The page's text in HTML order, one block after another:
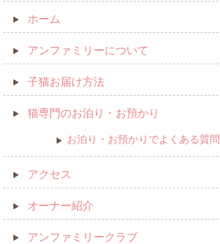
ホーム
アンファミリーについて
子猫お届け方法
猫専門のお泊り・お預かり
お泊り・お預かりでよくある質問
アクセス
オーナー紹介
アンファミリークラブ